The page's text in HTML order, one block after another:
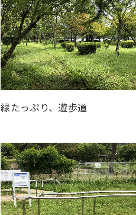
緑たっぷり、遊歩道